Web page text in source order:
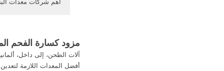
أهم شركات معدات
المتميزة الدولية ،
14,000 من الموظفين ، فهي ...
مزود كسارة الفحم
آلات الطحن، إلى داخل،
أفضل المعدات اللازمة